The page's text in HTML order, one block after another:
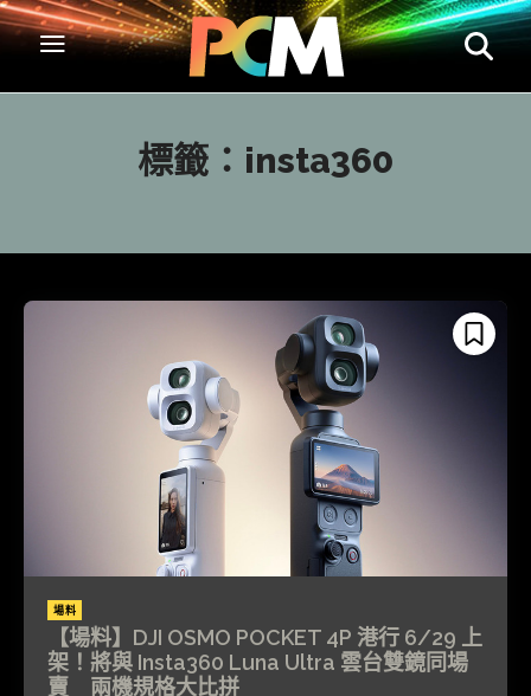
標籤： insta360
場料
【場料】DJI OSMO POCKET 4P 港行 6/29 上
架！將與 Insta360 Luna Ultra 雲台雙鏡同場
賣 兩機規格大比拼